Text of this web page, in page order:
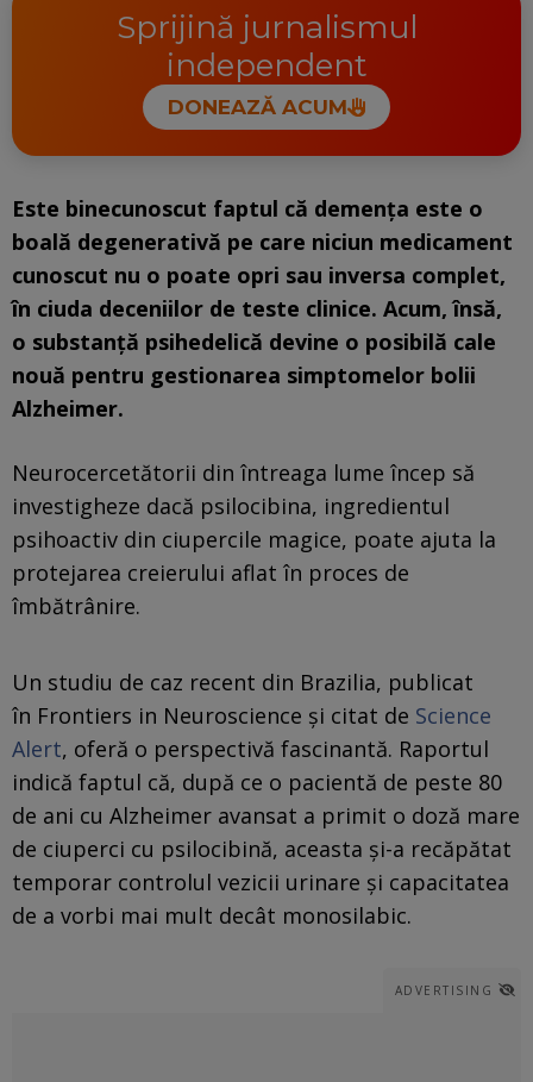
Sprijină jurnalismul
independent
DONEAZĂ ACUM
Este binecunoscut faptul că demența este o
boală degenerativă pe care niciun medicament
cunoscut nu o poate opri sau inversa complet,
în ciuda deceniilor de teste clinice. Acum, însă,
o substanță psihedelică devine o posibilă cale
nouă pentru gestionarea simptomelor bolii
Alzheimer.
Neurocercetătorii din întreaga lume încep să
investigheze dacă psilocibina, ingredientul
psihoactiv din ciupercile magice, poate ajuta la
protejarea creierului aflat în proces de
îmbătrânire.
Un studiu de caz recent din Brazilia, publicat
în Frontiers in Neuroscience și citat de Science
Alert, oferă o perspectivă fascinantă. Raportul
indică faptul că, după ce o pacientă de peste 80
de ani cu Alzheimer avansat a primit o doză mare
de ciuperci cu psilocibină, aceasta și-a recăpătat
temporar controlul vezicii urinare și capacitatea
de a vorbi mai mult decât monosilabic.
ADVERTISING